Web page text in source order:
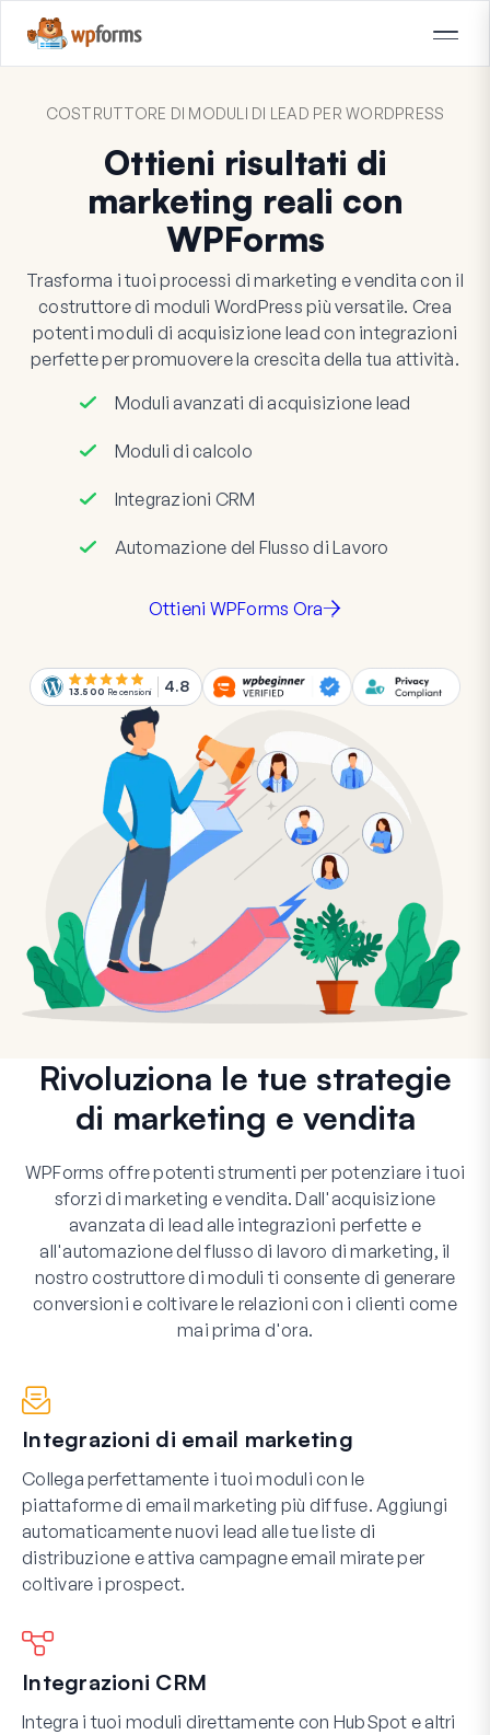
COSTRUTTORE DI MODULI DI LEAD PER WORDPRESS
Ottieni risultati di
marketing reali con
WPForms
Trasforma i tuoi processi di marketing e vendita con il
costruttore di moduli WordPress più versatile. Crea
potenti moduli di acquisizione lead con integrazioni
perfette per promuovere la crescita della tua attività.
Moduli avanzati di acquisizione lead
Moduli di calcolo
Integrazioni CRM
Automazione del Flusso di Lavoro
Ottieni WPForms Ora
13.500 Recensioni 4.8
Rivoluziona le tue strategie
di marketing e vendita
WPForms offre potenti strumenti per potenziare i tuoi
sforzi di marketing e vendita. Dall'acquisizione
avanzata di lead alle integrazioni perfette e
all'automazione del flusso di lavoro di marketing, il
nostro costruttore di moduli ti consente di generare
conversioni e coltivare le relazioni con i clienti come
mai prima d'ora.
Integrazioni di email marketing
Collega perfettamente i tuoi moduli con le
piattaforme di email marketing più diffuse. Aggiungi
automaticamente nuovi lead alle tue liste di
distribuzione e attiva campagne email mirate per
coltivare i prospect.
Integrazioni CRM
Integra i tuoi moduli direttamente con HubSpot e altri